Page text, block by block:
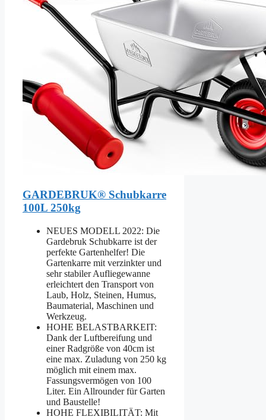
GARDEBRUK® Schubkarre
100L 250kg
NEUES MODELL 2022: Die
Gardebruk Schubkarre ist der
perfekte Gartenhelfer! Die
Gartenkarre mit verzinkter und
sehr stabiler Aufliegewanne
erleichtert den Transport von
Laub, Holz, Steinen, Humus,
Baumaterial, Maschinen und
Werkzeug.
HOHE BELASTBARKEIT:
Dank der Luftbereifung und
einer Radgröße von 40cm ist
eine max. Zuladung von 250 kg
möglich mit einem max.
Fassungsvermögen von 100
Liter. Ein Allrounder für Garten
und Baustelle!
HOHE FLEXIBILITÄT: Mit